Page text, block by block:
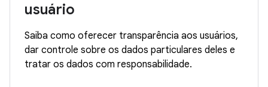
usuário
Saiba como oferecer transparência aos usuários,
dar controle sobre os dados particulares deles e
tratar os dados com responsabilidade.